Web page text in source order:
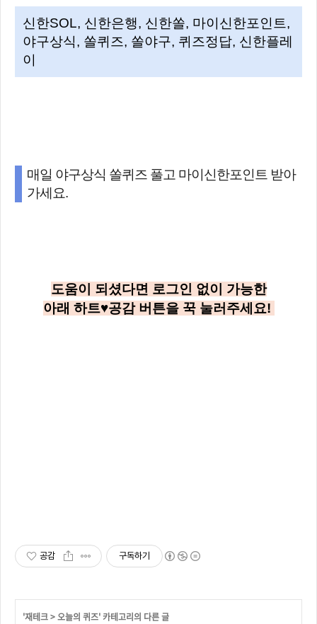
신한SOL, 신한은행, 신한쏠, 마이신한포인트,
야구상식, 쏠퀴즈, 쏠야구, 퀴즈정답, 신한플레
이
매일 야구상식 쏠퀴즈 풀고 마이신한포인트 받아
가세요.
도움이 되셨다면 로그인 없이 가능한
아래 하트♥공감 버튼을 꾹 눌러주세요!
공감 구독하기
'재테크>오늘의 퀴즈' 카테고리의 다른 글